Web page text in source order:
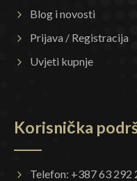
Blog i novosti
Prijava / Registracija
Uvjeti kupnje
Korisnička
Telefon: +387 63 292